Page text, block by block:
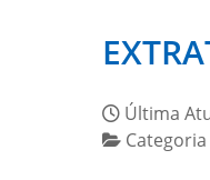
Última
Categoria